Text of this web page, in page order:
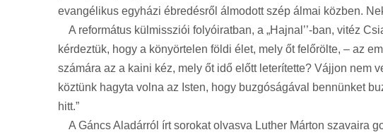
evangélikus egyházi ébredésről álmodott szép álmai közben.
A református külmissziói folyóiratban, a „Hajnal’’-ban, vitéz
kérdeztük, hogy a könyörtelen földi élet, mely őt felőrölte, – az
számára az a kaini kéz, mely őt idő előtt leterítette? Vájjon nem
köztünk hagyta volna az Isten, hogy buzgóságával bennünket
hitt.”
A Gáncs Aladárról írt sorokat olvasva Luther Márton szavaira